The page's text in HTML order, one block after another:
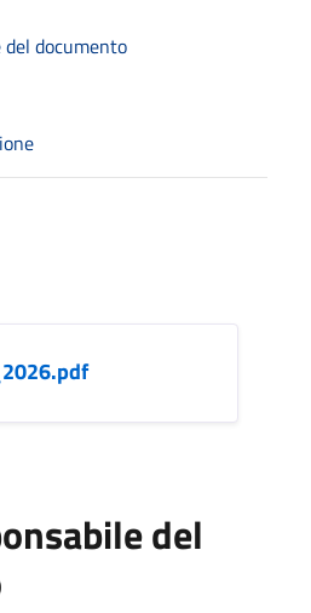
documento
del